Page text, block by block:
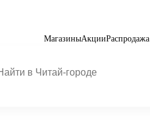
МагазиныАкцииРаспродажа